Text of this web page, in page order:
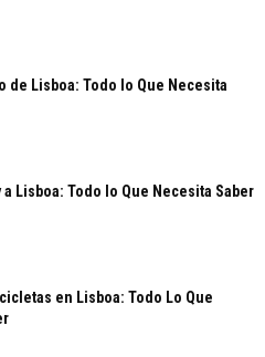
de Lisboa: Todo lo Que Necesita
a Lisboa: Todo lo Que Necesita Saber
en Lisboa: Todo Lo Que